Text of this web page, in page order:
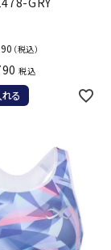
（税込）
税込
る